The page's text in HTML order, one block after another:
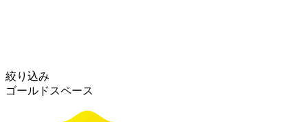
絞り込み
ゴールドスペース